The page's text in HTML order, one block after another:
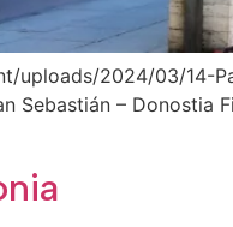
2024/03/14-
Sebastián –